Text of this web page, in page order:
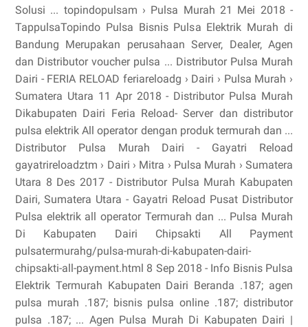
Solusi ... topindopulsam › Pulsa Murah 21 Mei 2018 -
TappulsaTopindo Pulsa Bisnis Pulsa Elektrik Murah di
Bandung Merupakan perusahaan Server, Dealer, Agen
dan Distributor voucher pulsa ... Distributor Pulsa Murah
Dairi - FERIA RELOAD feriareloadg › Dairi › Pulsa Murah ›
Sumatera Utara 11 Apr 2018 - Distributor Pulsa Murah
Dikabupaten Dairi Feria Reload- Server dan distributor
pulsa elektrik All operator dengan produk termurah dan ...
Distributor Pulsa Murah Dairi - Gayatri Reload
gayatrireloadztm › Dairi › Mitra › Pulsa Murah › Sumatera
Utara 8 Des 2017 - Distributor Pulsa Murah Kabupaten
Dairi, Sumatera Utara - Gayatri Reload Pusat Distributor
Pulsa elektrik all operator Termurah dan ... Pulsa Murah
Di Kabupaten Dairi Chipsakti All Payment
pulsatermurahg/pulsa-murah-di-kabupaten-dairi-
chipsakti-all-payment.html 8 Sep 2018 - Info Bisnis Pulsa
Elektrik Termurah Kabupaten Dairi Beranda .187; agen
pulsa murah .187; bisnis pulsa online .187; distributor
pulsa .187; ... Agen Pulsa Murah Di Kabupaten Dairi |